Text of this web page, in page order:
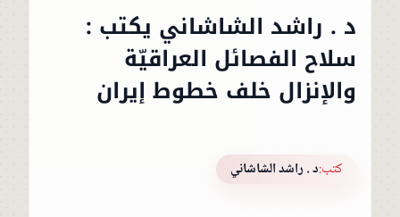
د . راشد الشاشاني يكتب :
سلاح الفصائل العراقيّة
والإنزال خلف خطوط إيران
كتب:د . راشد الشاشاني